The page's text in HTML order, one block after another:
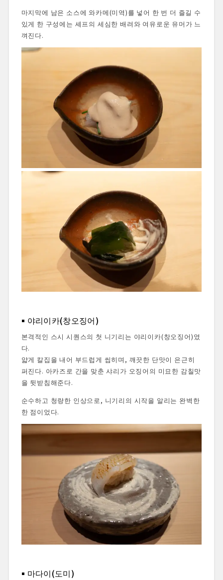
마지막에 남은 소스에 와카메(미역)를 넣어 한 번 더 즐길 수
있게 한 구성에는 셰프의 세심한 배려와 여유로운 유머가 느
껴진다.
야리이카(창오징어)
본격적인 스시 시퀀스의 첫 니기리는 야리이카(창오징어)였
다.
얇게 칼집을 내어 부드럽게 씹히며, 깨끗한 단맛이 은근히
퍼진다. 아카즈로 간을 맞춘 샤리가 오징어의 미묘한 감칠맛
을 뒷받침해준다.
순수하고 청량한 인상으로, 니기리의 시작을 알리는 완벽한
한 점이었다.
마다이(도미)